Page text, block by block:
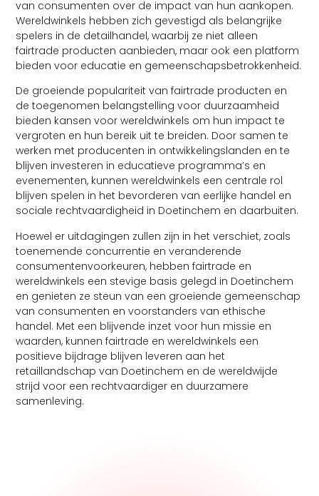
van consumenten over de impact van hun aankopen.
Wereldwinkels hebben zich gevestigd als belangrijke
spelers in de detailhandel, waarbij ze niet alleen
fairtrade producten aanbieden, maar ook een platform
bieden voor educatie en gemeenschapsbetrokkenheid.
De groeiende populariteit van fairtrade producten en
de toegenomen belangstelling voor duurzaamheid
bieden kansen voor wereldwinkels om hun impact te
vergroten en hun bereik uit te breiden. Door samen te
werken met producenten in ontwikkelingslanden en te
blijven investeren in educatieve programma’s en
evenementen, kunnen wereldwinkels een centrale rol
blijven spelen in het bevorderen van eerlijke handel en
sociale rechtvaardigheid in Doetinchem en daarbuiten.
Hoewel er uitdagingen zullen zijn in het verschiet, zoals
toenemende concurrentie en veranderende
consumentenvoorkeuren, hebben fairtrade en
wereldwinkels een stevige basis gelegd in Doetinchem
en genieten ze steun van een groeiende gemeenschap
van consumenten en voorstanders van ethische
handel. Met een blijvende inzet voor hun missie en
waarden, kunnen fairtrade en wereldwinkels een
positieve bijdrage blijven leveren aan het
retaillandschap van Doetinchem en de wereldwijde
strijd voor een rechtvaardiger en duurzamere
samenleving.